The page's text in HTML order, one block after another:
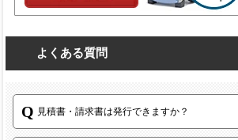
よくある質問
見積書・請求書は発行できますか？